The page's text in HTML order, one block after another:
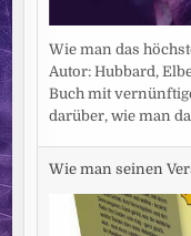
Wie man das
Autor: Hubbard,
Buch mit
darüber, wie man
Wie man seinen